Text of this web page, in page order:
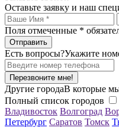
Оставьте заявку и наш
Поля отмеченные *
Есть вопросы?Укажите
Перезвоните мне!
Другие городаВ которые
Полный список городов
Владивосток Волгоград
Петербург Саратов Томск